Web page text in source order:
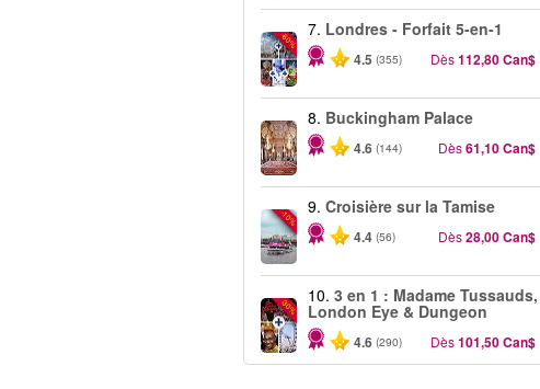
-60%
7. Londres - Forfait 5-en-1
4.5 (355) Dès112,80 Can$
8. Buckingham Palace
4.6 (144) Dès61,10 Can$
-10%
9. Croisière sur la Tamise
4.4 (56) Dès28,00 Can$
-30%
10. 3 en 1 : Madame Tussauds,
London Eye & Dungeon
4.6 (290) Dès101,50 Can$